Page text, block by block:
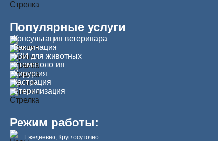
Популярные услуги
Консультация ветеринара
Вакцинация
УЗИ для животных
Стоматология
Хирургия
Кастрация
Стерилизация
Режим работы:
Ежедневно, Круглосуточно